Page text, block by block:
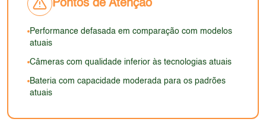
Pontos de Atenção
Performance defasada em comparação com modelos
atuais
Câmeras com qualidade inferior às tecnologias atuais
Bateria com capacidade moderada para os padrões
atuais